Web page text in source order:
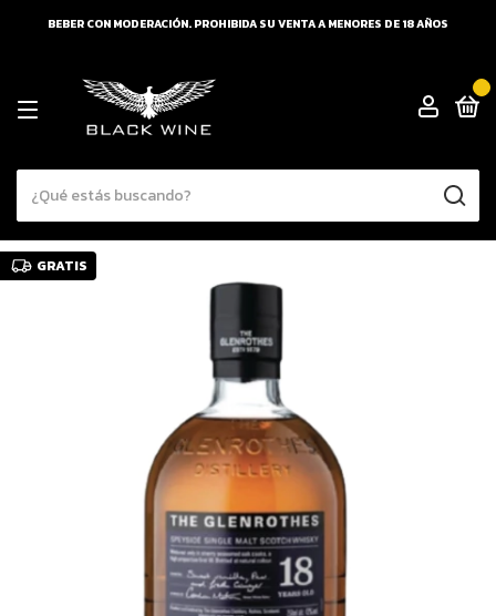
BEBER CON MODERACIÓN. PROHIBIDA SU VENTA A MENORES DE 18 AÑOS
GRATIS